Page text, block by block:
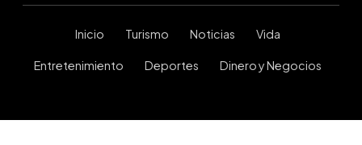
Inicio Turismo Noticias Vida
Entretenimiento Deportes Dinero y Negocios